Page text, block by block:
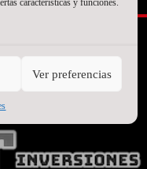
Ver preferencias